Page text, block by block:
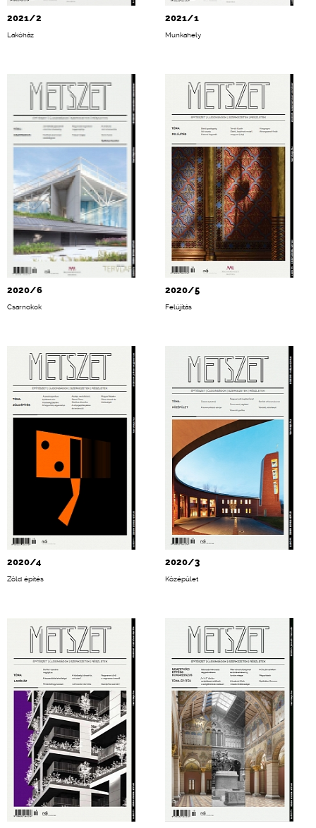
2021/2
Lakóház
2021/1
Munkahely
2020/6
Csarnokok
2020/5
Felújítás
2020/4
Zöld építés
2020/3
Középület